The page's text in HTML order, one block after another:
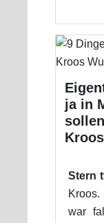
ja in
Stern
war